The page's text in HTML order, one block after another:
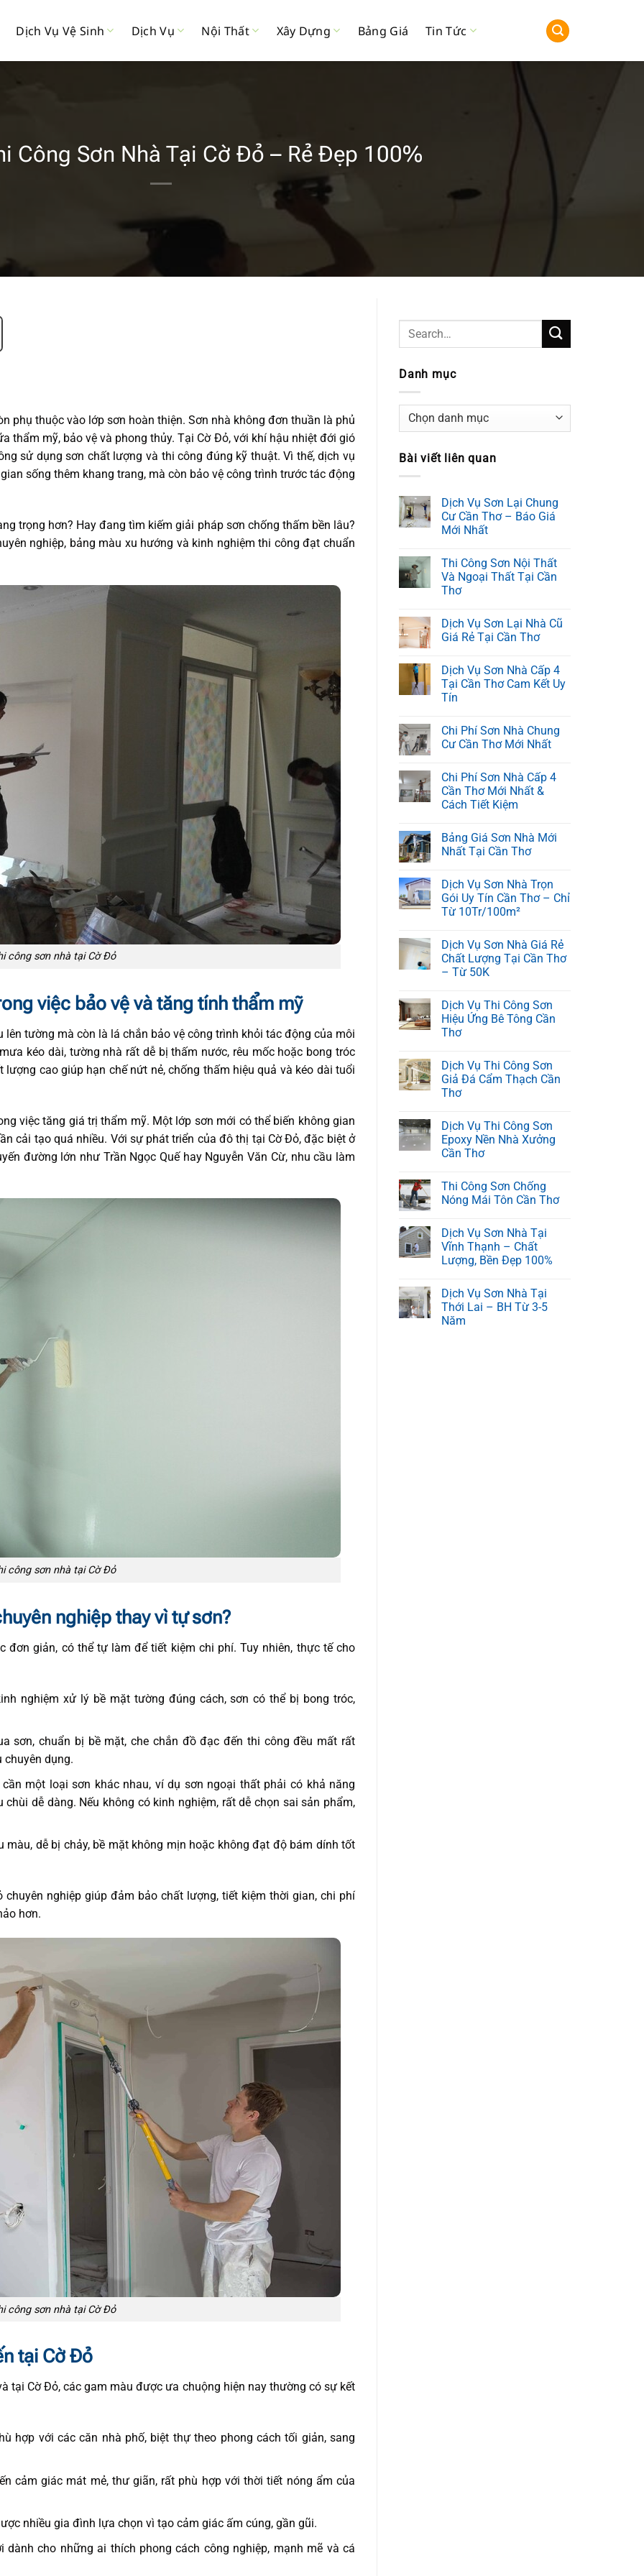
Dịch Vụ Vệ Sinh Dịch Vụ Nội Thất Xây Dựng Bảng Giá Tin Tức
Công Sơn Nhà Tại Cờ Đỏ – Rẻ Đẹp 100%
phụ thuộc vào lớp sơn hoàn thiện. Sơn nhà không đơn thuần là phủ
thẩm mỹ, bảo vệ và phong thủy. Tại Cờ Đỏ, với khí hậu nhiệt đới gió
sử dụng sơn chất lượng và thi công đúng kỹ thuật. Vì thế, dịch vụ
sống thêm khang trang, mà còn bảo vệ công trình trước tác động
trọng hơn? Hay đang tìm kiếm giải pháp sơn chống thấm bền lâu?
nghiệp, bảng màu xu hướng và kinh nghiệm thi công đạt chuẩn
công sơn nhà tại Cờ Đỏ
việc bảo vệ và tăng tính thẩm mỹ
tường mà còn là lá chắn bảo vệ công trình khỏi tác động của môi
kéo dài, tường nhà rất dễ bị thấm nước, rêu mốc hoặc bong tróc
cao giúp hạn chế nứt nẻ, chống thấm hiệu quả và kéo dài tuổi
việc tăng giá trị thẩm mỹ. Một lớp sơn mới có thể biến không gian
cải tạo quá nhiều. Với sự phát triển của đô thị tại Cờ Đỏ, đặc biệt ở
đường lớn như Trần Ngọc Quế hay Nguyễn Văn Cừ, nhu cầu làm
công sơn nhà tại Cờ Đỏ
nghiệp thay vì tự sơn?
đơn giản, có thể tự làm để tiết kiệm chi phí. Tuy nhiên, thực tế cho
nghiệm xử lý bề mặt tường đúng cách, sơn có thể bị bong tróc,
sơn, chuẩn bị bề mặt, che chắn đồ đạc đến thi công đều mất rất
chuyên dụng.
một loại sơn khác nhau, ví dụ sơn ngoại thất phải có khả năng
dễ dàng. Nếu không có kinh nghiệm, rất dễ chọn sai sản phẩm,
màu, dễ bị chảy, bề mặt không mịn hoặc không đạt độ bám dính tốt
nghiệp giúp đảm bảo chất lượng, tiết kiệm thời gian, chi phí
hơn.
công sơn nhà tại Cờ Đỏ
tại Cờ Đỏ
tại Cờ Đỏ, các gam màu được ưa chuộng hiện nay thường có sự kết
hợp với các căn nhà phố, biệt thự theo phong cách tối giản, sang
cảm giác mát mẻ, thư giãn, rất phù hợp với thời tiết nóng ẩm của
nhiều gia đình lựa chọn vì tạo cảm giác ấm cúng, gần gũi.
dành cho những ai thích phong cách công nghiệp, mạnh mẽ và cá
Danh mục
Danh
mục
Bài viết liên quan
Dịch Vụ Sơn Lại Chung
Cư Cần Thơ – Báo Giá
Mới Nhất
Thi Công Sơn Nội Thất
Và Ngoại Thất Tại Cần
Thơ
Dịch Vụ Sơn Lại Nhà Cũ
Giá Rẻ Tại Cần Thơ
Dịch Vụ Sơn Nhà Cấp 4
Tại Cần Thơ Cam Kết Uy
Tín
Chi Phí Sơn Nhà Chung
Cư Cần Thơ Mới Nhất
Chi Phí Sơn Nhà Cấp 4
Cần Thơ Mới Nhất &
Cách Tiết Kiệm
Bảng Giá Sơn Nhà Mới
Nhất Tại Cần Thơ
Dịch Vụ Sơn Nhà Trọn
Gói Uy Tín Cần Thơ – Chỉ
Từ 10Tr/100m²
Dịch Vụ Sơn Nhà Giá Rẻ
Chất Lượng Tại Cần Thơ
– Từ 50K
Dịch Vụ Thi Công Sơn
Hiệu Ứng Bê Tông Cần
Thơ
Dịch Vụ Thi Công Sơn
Giả Đá Cẩm Thạch Cần
Thơ
Dịch Vụ Thi Công Sơn
Epoxy Nền Nhà Xưởng
Cần Thơ
Thi Công Sơn Chống
Nóng Mái Tôn Cần Thơ
Dịch Vụ Sơn Nhà Tại
Vĩnh Thạnh – Chất
Lượng, Bền Đẹp 100%
Dịch Vụ Sơn Nhà Tại
Thới Lai – BH Từ 3-5
Năm